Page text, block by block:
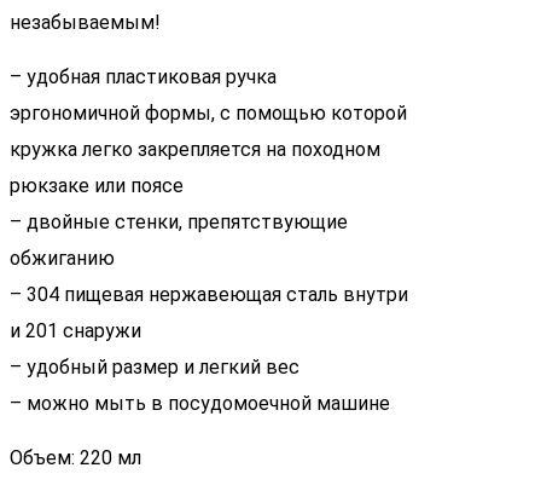
незабываемым!
– удобная пластиковая ручка
эргономичной формы, с помощью которой
кружка легко закрепляется на походном
рюкзаке или поясе
– двойные стенки, препятствующие
обжиганию
– 304 пищевая нержавеющая сталь внутри
и 201 снаружи
– удобный размер и легкий вес
– можно мыть в посудомоечной машине
Объем: 220 мл